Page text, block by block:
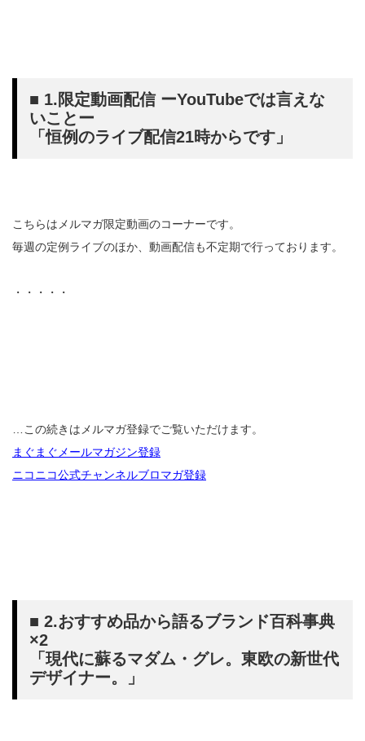
■ 1.限定動画配信 ーYouTubeでは言えな
いことー
「恒例のライブ配信21時からです」
こちらはメルマガ限定動画のコーナーです。
毎週の定例ライブのほか、動画配信も不定期で行っております。
・・・・・
…この続きはメルマガ登録でご覧いただけます。
まぐまぐメールマガジン登録
ニコニコ公式チャンネルブロマガ登録
■ 2.おすすめ品から語るブランド百科事典
×2
「現代に蘇るマダム・グレ。東欧の新世代
デザイナー。」